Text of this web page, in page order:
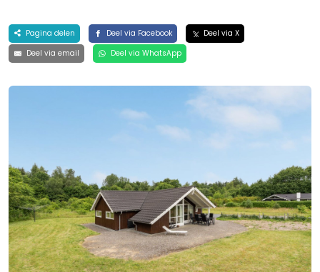
Pagina delen Deel via Facebook
Deel via X
Deel via email
Deel via WhatsApp